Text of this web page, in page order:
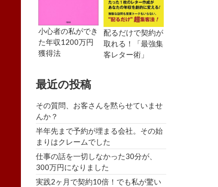
小心者の私ができ
た年収1200万円
獲得法
配るだけで契約が
取れる！「最強集
客レター術」
最近の投稿
その質問、お客さんを黙らせていませ
んか？
半年先まで予約が埋まる会社。その始
まりはクレームでした
仕事の話を一切しなかった30分が、
300万円になりました
実践2ヶ月で契約10倍！でも私が驚い